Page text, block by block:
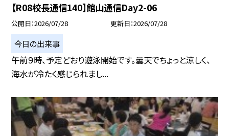
【R08校長通信140】館山通信Day2-06
公開日 2026/07/28 更新日 2026/07/28
今日の出来事
午前９時、予定どおり遊泳開始です。曇天でちょっと涼しく、
海水が冷たく感じられまし...